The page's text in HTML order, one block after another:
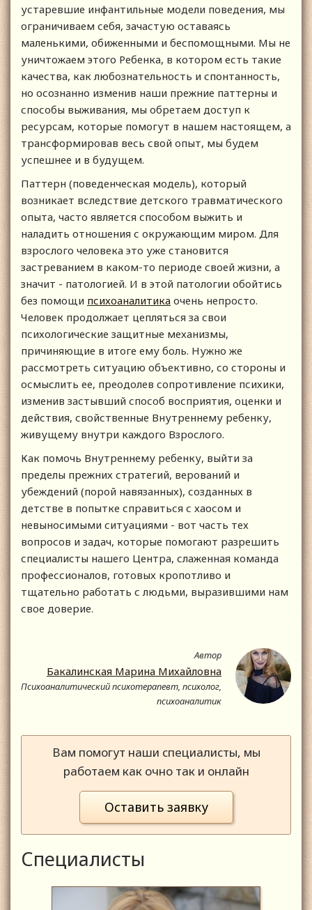
устаревшие инфантильные модели поведения, мы
ограничиваем себя, зачастую оставаясь
маленькими, обиженными и беспомощными. Мы не
уничтожаем этого Ребенка, в котором есть такие
качества, как любознательность и спонтанность,
но осознанно изменив наши прежние паттерны и
способы выживания, мы обретаем доступ к
ресурсам, которые помогут в нашем настоящем, а
трансформировав весь свой опыт, мы будем
успешнее и в будущем.
Паттерн (поведенческая модель), который
возникает вследствие детского травматического
опыта, часто является способом выжить и
наладить отношения с окружающим миром. Для
взрослого человека это уже становится
застреванием в каком-то периоде своей жизни, а
значит - патологией. И в этой патологии обойтись
без помощи психоаналитика очень непросто.
Человек продолжает цепляться за свои
психологические защитные механизмы,
причиняющие в итоге ему боль. Нужно же
рассмотреть ситуацию объективно, со стороны и
осмыслить ее, преодолев сопротивление психики,
изменив застывший способ восприятия, оценки и
действия, свойственные Внутреннему ребенку,
живущему внутри каждого Взрослого.
Как помочь Внутреннему ребенку, выйти за
пределы прежних стратегий, верований и
убеждений (порой навязанных), созданных в
детстве в попытке справиться с хаосом и
невыносимыми ситуациями - вот часть тех
вопросов и задач, которые помогают разрешить
специалисты нашего Центра, слаженная команда
профессионалов, готовых кропотливо и
тщательно работать с людьми, выразившими нам
свое доверие.
Автор
Бакалинская Марина Михайловна
Психоаналитический психотерапевт, психолог,
психоаналитик
Вам помогут наши специалисты, мы
работаем как очно так и онлайн
Оставить заявку
Специалисты